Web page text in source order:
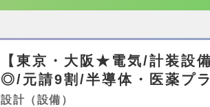
【東京・大阪★電気/計装設
◎/元請9割/半導体・医薬プ
設計（設備）